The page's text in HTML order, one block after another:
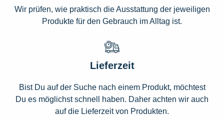
Wir prüfen, wie praktisch die Ausstattung der jeweiligen
Produkte für den Gebrauch im Alltag ist.
Lieferzeit
Bist Du auf der Suche nach einem Produkt, möchtest
Du es möglichst schnell haben. Daher achten wir auch
auf die Lieferzeit von Produkten.